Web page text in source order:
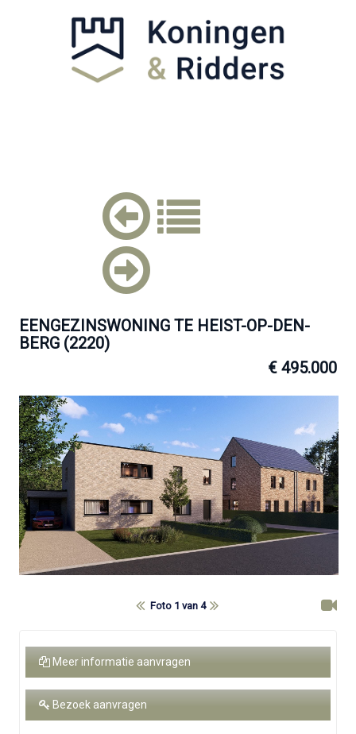
EENGEZINSWONING TE HEIST-OP-DEN-
BERG (2220)
€ 495.000
Foto 1 van 4
Meer informatie aanvragen
Bezoek aanvragen